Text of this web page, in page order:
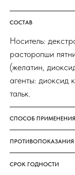
СОСТАВ
Носитель:
расторопши
(желатин,
агенты: диоксид
тальк.
СПОСОБ ПРИМЕНЕНИЯ
ПРОТИВОПОКАЗАНИЯ
СРОК ГОДНОСТИ